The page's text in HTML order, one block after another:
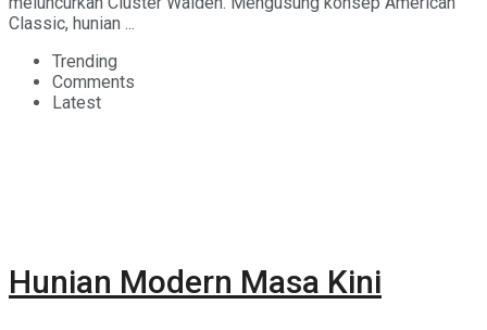
Classic, hunian ...
Trending
Comments
Latest
Hunian Modern Masa Kini